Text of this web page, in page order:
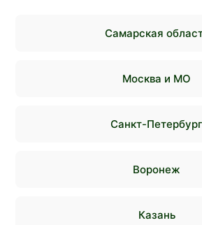
Самарская
Москва и МО
Санкт-Петербург
Воронеж
Казань